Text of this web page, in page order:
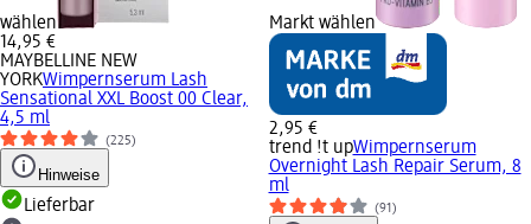
wählen
14,95 €
MAYBELLINE NEW
YORKWimpernserum Lash
Sensational XXL Boost 00 Clear,
4,5 ml
(225)
Hinweise
Lieferbar
Markt wählen
2,95 €
trend !t upWimpernserum
Overnight Lash Repair Serum, 8
ml
(91)